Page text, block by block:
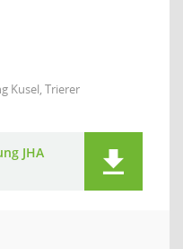
Kusel, Trierer
JHA